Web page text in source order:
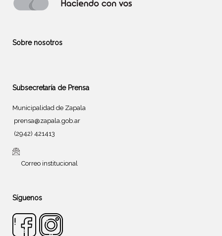
Sobre nosotros
Subsecretaría de Prensa
Municipalidad de Zapala
prensa@zapala.gob.ar
(2942) 421413
Correo institucional
Síguenos